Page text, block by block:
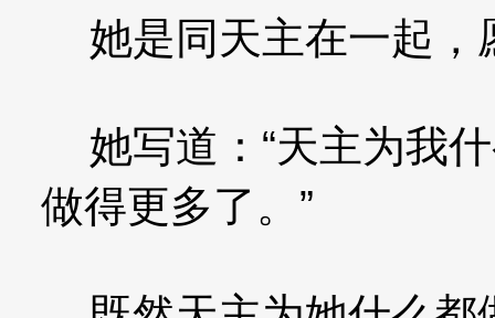
她是同天主在一起，
她写道：“天主为我
做得更多了。”